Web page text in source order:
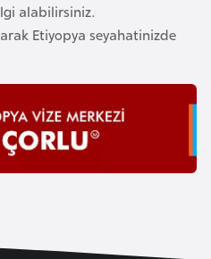
alabilirsiniz.
Etiyopya seyahatinizde